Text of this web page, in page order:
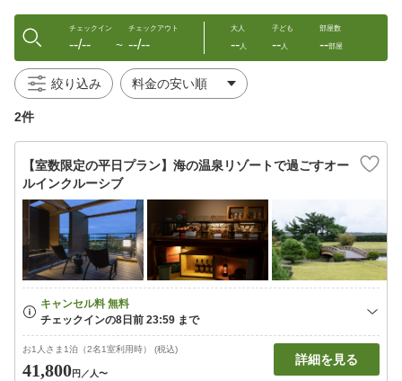
チェックイン
--/-- 〜
チェックアウト
--/--
大人
--人
子ども
--人
部屋数
--部屋
絞り込み
2件
【室数限定の平日プラン】海の温泉リゾートで過ごすオー
ルインクルーシブ
お1人さま1泊（2名1室利用時） (税込)
41,800円 ／人〜
詳細を見る